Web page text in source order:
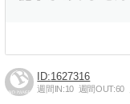
1627316
週間IN:10 週間OUT:60